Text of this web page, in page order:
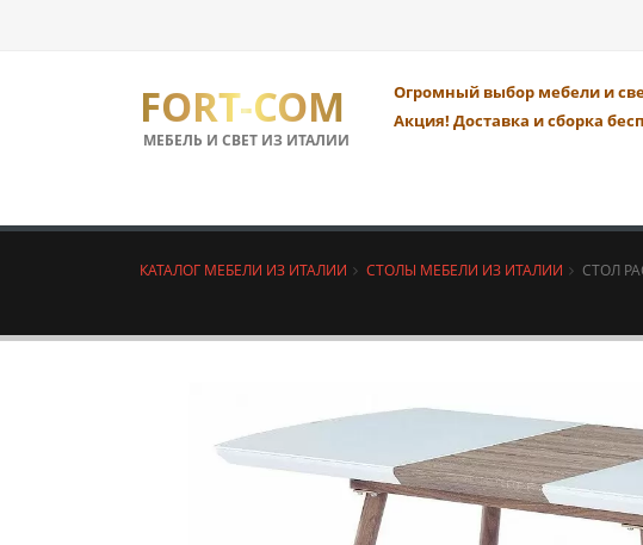
FORT-COM
МЕБЕЛЬ И СВЕТ ИЗ ИТАЛИИ
Огромный выбор мебели и
Акция! Доставка и сборка
КАТАЛОГ МЕБЕЛИ ИЗ ИТАЛИИ СТОЛЫ МЕБЕЛИ ИЗ ИТАЛИИ СТОЛ